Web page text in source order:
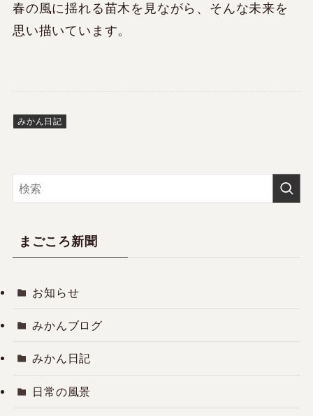
春の風に揺れる苗木を見ながら、そんな未来を
思い描いています。
みかん日記
まごころ新聞
お知らせ
みかんブログ
みかん日記
日常の風景